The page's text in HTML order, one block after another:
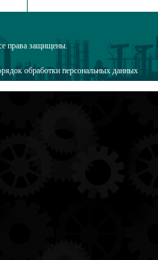
права защищены.
обработки персональных данных